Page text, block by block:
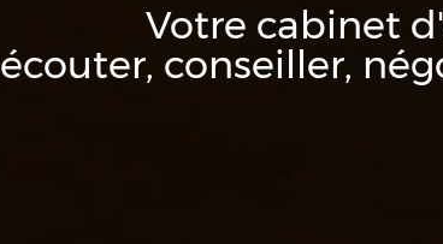
Votre cabinet
écouter, conseiller,